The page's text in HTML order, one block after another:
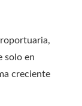
solo en
creciente